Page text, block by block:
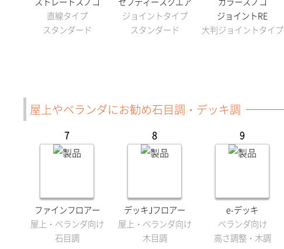
直線タイプ
スタンダード
ジョイントタイプ
スタンダード
ジョイントRE
大判ジョイントタイプ
屋上やベランダにお勧め石目調・デッキ調
7
ファインフロアー
屋上・ベランダ向け
石目調
8
デッキJフロアー
屋上・ベランダ向け
木目調
9
e-デッキ
ベランダ向け
高さ調整・木調